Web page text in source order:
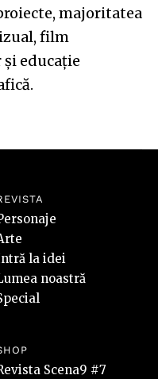
majoritatea
film
educație
la idei
noastră
Scena9 #7